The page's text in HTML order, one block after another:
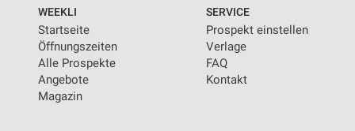
WEEKLI
Startseite
Öffnungszeiten
Alle Prospekte
Angebote
Magazin
SERVICE
Prospekt einstellen
Verlage
FAQ
Kontakt
von Inhalten
Verwendung von Profilen zur Auswahl
personalisierter Inhalte
Messung der Werbeleistung